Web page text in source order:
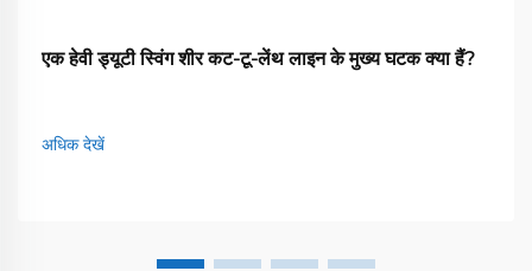
एक हेवी ड्यूटी स्विंग शीर कट-टू-लेंथ लाइन के मुख्य घटक क्या हैं?
अधिक देखें